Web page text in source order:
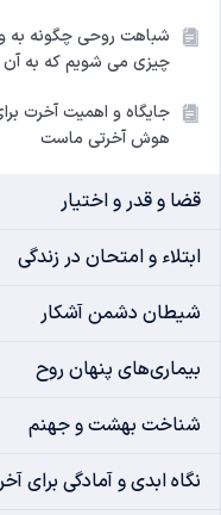
شباهت روحی چگونه به
چیزی می شویم که به آن
جایگاه و اهمیت آخرت
هوش آخرتی ماست
قضا و قدر و اختیار
ابتلاء و امتحان در زندگی
شیطان دشمن آشکار
بیماری‌های پنهان روح
شناخت بهشت و جهنم
نگاه ابدی و آمادگی برای